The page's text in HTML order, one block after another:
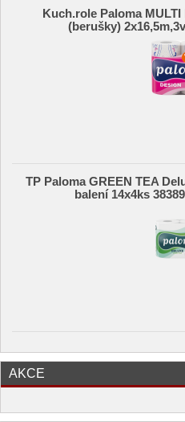
Kuch.role Paloma
(berušky)
TP Paloma GREEN TEA
balení 14x4ks
AKCE